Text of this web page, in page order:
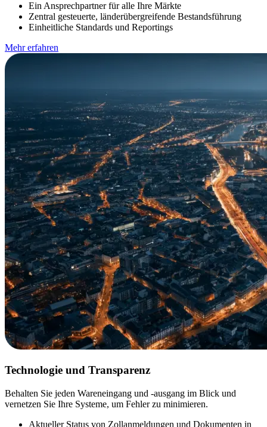
Ein Ansprechpartner für alle Ihre Märkte
Zentral gesteuerte, länderübergreifende Bestandsführung
Einheitliche Standards und Reportings
Mehr erfahren
Technologie und Transparenz
Behalten Sie jeden Wareneingang und -ausgang im Blick und
vernetzen Sie Ihre Systeme, um Fehler zu minimieren.
Aktueller Status von Zollanmeldungen und Dokumenten in